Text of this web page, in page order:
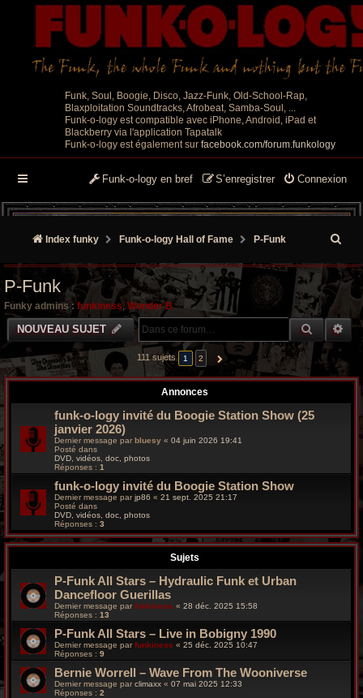
Funk, Soul, Boogie, Disco, Jazz-Funk, Old-School-Rap,
Blaxploitation Soundtracks, Afrobeat, Samba-Soul, ...
Funk-o-logy est compatible avec iPhone, Android, iPad et
Blackberry via l'application Tapatalk
Funk-o-logy est également sur facebook.com/forum.funkology
Connexion
S’enregistrer
Funk-o-logy en bref
Index funky Funk-o-logy Hall of Fame P-Funk
e
h
r
g
o
P-Funk
Funky admins : funkiness, Wonder B
NOUVEAU SUJET
111 sujets 1 2 SUIVANTE
Annonces
funk-o-logy invité du Boogie Station Show (25
janvier 2026)
Dernier message par bluesy « 04 juin 2026 19:41
Posté dans
DVD, vidéos, doc, photos
Réponses : 1
funk-o-logy invité du Boogie Station Show
Dernier message parjp86 « 21 sept. 2025 21:17
Posté dans
DVD, vidéos, doc, photos
Réponses : 3
Sujets
P-Funk All Stars – Hydraulic Funk et Urban
Dancefloor Guerillas
Dernier message par funkiness « 28 déc. 2025 15:58
Réponses : 13
P-Funk All Stars – Live in Bobigny 1990
Dernier message parfunkiness « 25 déc. 2025 10:47
Réponses : 9
Bernie Worrell – Wave From The Wooniverse
Dernier message par climaxx « 07 mai 2025 12:33
Réponses : 2